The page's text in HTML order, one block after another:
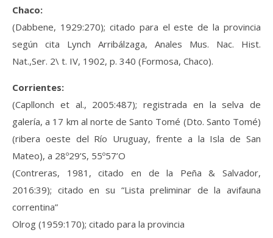
Chaco:
(Dabbene, 1929:270); citado para el este de la provincia
según cita Lynch Arribálzaga, Anales Mus. Nac. Hist.
Nat.,Ser. 2\ t. IV, 1902, p. 340 (Formosa, Chaco).
Corrientes:
(Capllonch et al., 2005:487); registrada en la selva de
galería, a 17 km al norte de Santo Tomé (Dto. Santo Tomé)
(ribera oeste del Río Uruguay, frente a la Isla de San
Mateo), a 28º29’S, 55º57’O
(Contreras, 1981, citado en de la Peña & Salvador,
2016:39); citado en su “Lista preliminar de la avifauna
correntina”
Olrog (1959:170); citado para la provincia